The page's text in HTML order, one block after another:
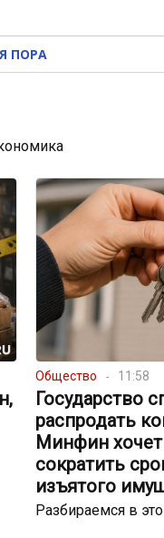
ПОРА
Общество 11:58
Государство
распродать
Минфин
сократить
изъятого
Разбираемся в